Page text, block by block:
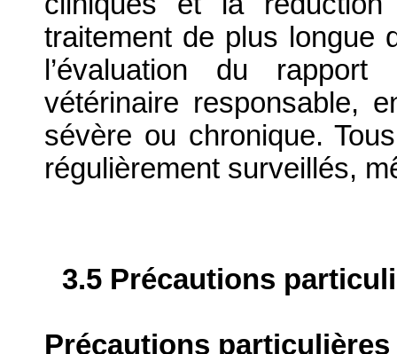
traitement de plus longue
l’évaluation du
vétérinaire responsable,
sévère ou chronique.
régulièrement surveillés,
3.5 Précautions
Précautions